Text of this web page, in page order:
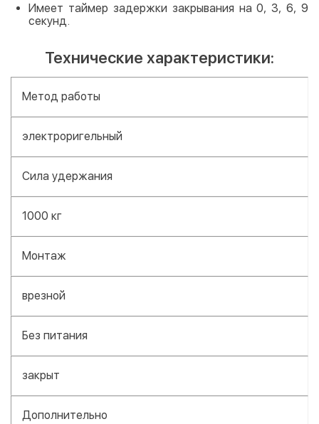
Имеет таймер задержки закрывания на 0, 3, 6, 9
секунд.
Технические характеристики:
Метод работы
электроригельный
Сила удержания
1000 кг
Монтаж
врезной
Без питания
закрыт
Дополнительно